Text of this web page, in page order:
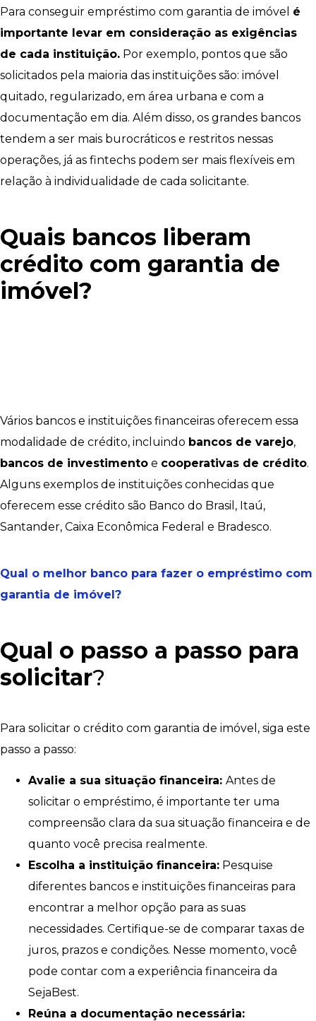
Para conseguir empréstimo com garantia de imóvel é
importante levar em consideração as exigências
de cada instituição. Por exemplo, pontos que são
solicitados pela maioria das instituições são: imóvel
quitado, regularizado, em área urbana e com a
documentação em dia. Além disso, os grandes bancos
tendem a ser mais burocráticos e restritos nessas
operações, já as fintechs podem ser mais flexíveis em
relação à individualidade de cada solicitante.
Quais bancos liberam
crédito com garantia de
imóvel?
Vários bancos e instituições financeiras oferecem essa
modalidade de crédito, incluindo bancos de varejo,
bancos de investimento e cooperativas de crédito.
Alguns exemplos de instituições conhecidas que
oferecem esse crédito são Banco do Brasil, Itaú,
Santander, Caixa Econômica Federal e Bradesco.
Qual o melhor banco para fazer o empréstimo com
garantia de imóvel?
Qual o passo a passo para
solicitar?
Para solicitar o crédito com garantia de imóvel, siga este
passo a passo:
Avalie a sua situação financeira: Antes de
solicitar o empréstimo, é importante ter uma
compreensão clara da sua situação financeira e de
quanto você precisa realmente.
Escolha a instituição financeira: Pesquise
diferentes bancos e instituições financeiras para
encontrar a melhor opção para as suas
necessidades. Certifique-se de comparar taxas de
juros, prazos e condições. Nesse momento, você
pode contar com a experiência financeira da
SejaBest.
Reúna a documentação necessária: